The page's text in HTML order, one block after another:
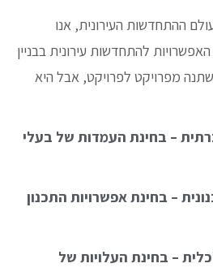
ההתחדשות העירונית, אנו
להתחדשות עירונית בבניין
מפרויקט לפרויקט, אבל היא
– בחינת העמדות של בעלי
– בחינת אפשרויות התכנון
– בחינת העלויות של